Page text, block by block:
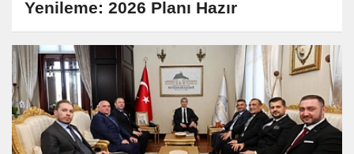
Yenileme: 2026 Planı Hazır